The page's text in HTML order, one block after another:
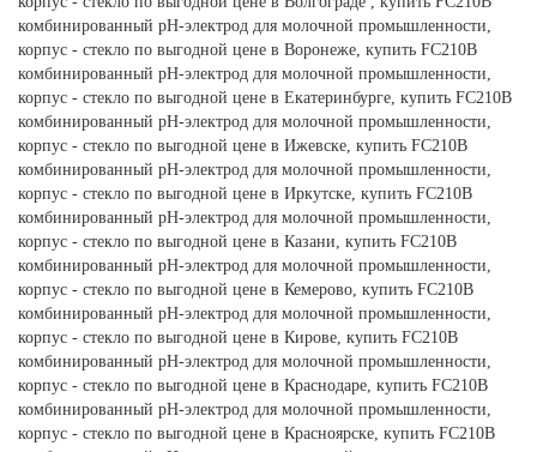
комбинированный рН-электрод для молочной промышленности,
корпус - стекло по выгодной цене в Воронеже, купить FC210B
комбинированный рН-электрод для молочной промышленности,
корпус - стекло по выгодной цене в Екатеринбурге, купить FC210B
комбинированный рН-электрод для молочной промышленности,
корпус - стекло по выгодной цене в Ижевске, купить FC210B
комбинированный рН-электрод для молочной промышленности,
корпус - стекло по выгодной цене в Иркутске, купить FC210B
комбинированный рН-электрод для молочной промышленности,
корпус - стекло по выгодной цене в Казани, купить FC210B
комбинированный рН-электрод для молочной промышленности,
корпус - стекло по выгодной цене в Кемерово, купить FC210B
комбинированный рН-электрод для молочной промышленности,
корпус - стекло по выгодной цене в Кирове, купить FC210B
комбинированный рН-электрод для молочной промышленности,
корпус - стекло по выгодной цене в Краснодаре, купить FC210B
комбинированный рН-электрод для молочной промышленности,
корпус - стекло по выгодной цене в Красноярске, купить FC210B